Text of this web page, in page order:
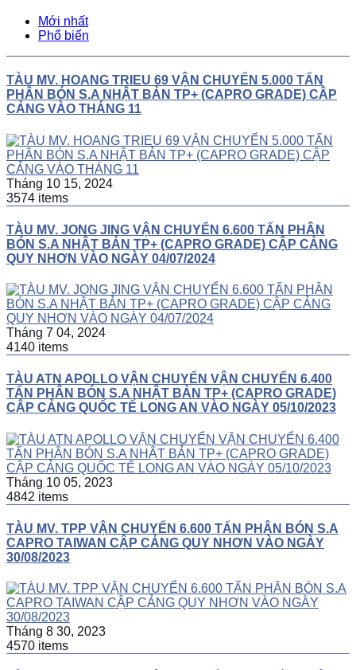
Mới nhất
Phổ biến
TÀU MV. HOANG TRIEU 69 VẬN CHUYỂN 5.000 TẤN
PHÂN BÓN S.A NHẬT BẢN TP+ (CAPRO GRADE) CẬP
CẢNG VÀO THÁNG 11
Tháng 10 15, 2024
3574 items
TÀU MV. JONG JING VẬN CHUYỂN 6.600 TẤN PHÂN
BÓN S.A NHẬT BẢN TP+ (CAPRO GRADE) CẬP CẢNG
QUY NHƠN VÀO NGÀY 04/07/2024
Tháng 7 04, 2024
4140 items
TÀU ATN APOLLO VẬN CHUYỂN VẬN CHUYỂN 6.400
TẤN PHÂN BÓN S.A NHẬT BẢN TP+ (CAPRO GRADE)
CẬP CẢNG QUỐC TẾ LONG AN VÀO NGÀY 05/10/2023
Tháng 10 05, 2023
4842 items
TÀU MV. TPP VẬN CHUYỂN 6.600 TẤN PHÂN BÓN S.A
CAPRO TAIWAN CẬP CẢNG QUY NHƠN VÀO NGÀY
30/08/2023
Tháng 8 30, 2023
4570 items